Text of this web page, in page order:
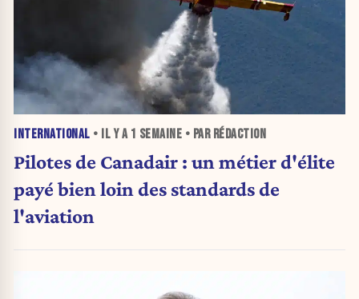
INTERNATIONAL • IL Y A 1 SEMAINE • PAR RÉDACTION
Pilotes de Canadair : un métier d'élite
payé bien loin des standards de
l'aviation